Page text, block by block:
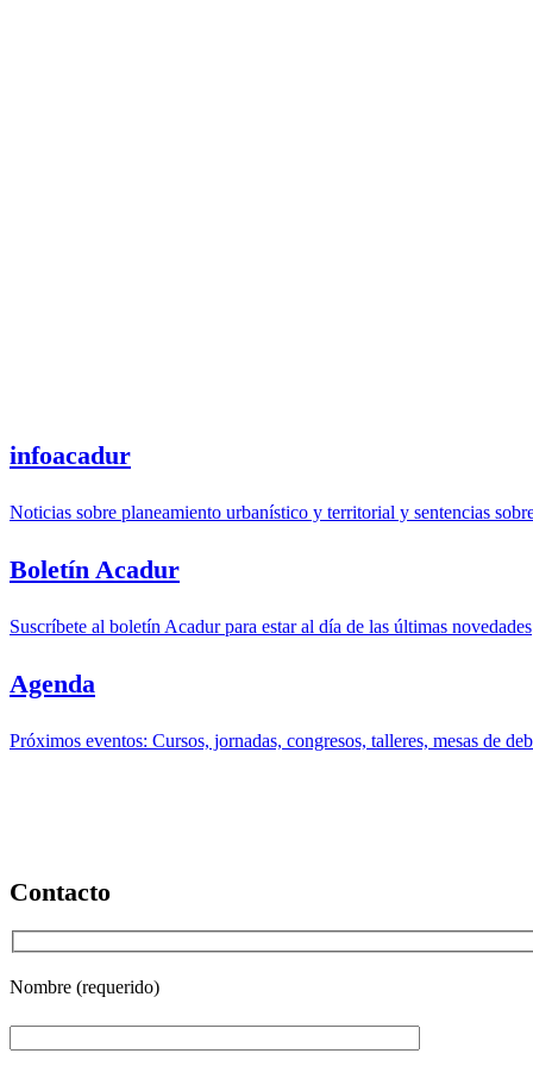
infoacadur
Noticias sobre planeamiento urbanístico y territorial y sentencias
Boletín Acadur
Suscríbete al boletín Acadur para estar al día de las últimas novedades
Agenda
Próximos eventos: Cursos, jornadas, congresos, talleres, mesas de
Contacto
Nombre (requerido)